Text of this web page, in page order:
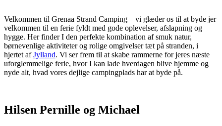
Velkommen til Grenaa Strand Camping – vi glæder os til at byde jer
velkommen til en ferie fyldt med gode oplevelser, afslapning og
hygge. Her finder I den perfekte kombination af smuk natur,
børnevenlige aktiviteter og rolige omgivelser tæt på stranden, i
hjertet afJylland. Vi ser frem til at skabe rammerne for jeres næste
uforglemmelige ferie, hvor I kan lade hverdagen blive hjemme og
nyde alt, hvad vores dejlige campingplads har at byde på.
Hilsen Pernille og Michael